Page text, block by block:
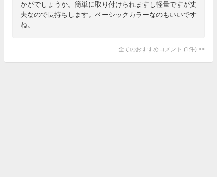
かがでしょうか。簡単に取り付けられますし軽量ですが丈
夫なので長持ちします。ベーシックカラーなのもいいです
ね。
全てのおすすめコメント (1 件) >